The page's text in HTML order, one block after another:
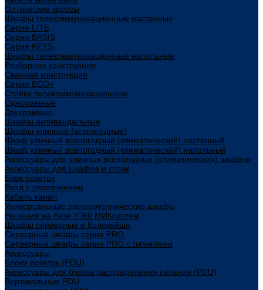
Оптические кроссы
Шкафы телекоммуникационные настенные
Cерия LITE
Cерия BASIS
Cерия KEYS
Шкафы телекоммуникационные напольные
Разборная конструкция
Сварная конструкция
Серия ECO+
Стойки телекоммуникационные
Однорамные
Двухрамные
Шкафы антивандальные
Шкафы уличные (всепогодные)
Шкаф уличный всепогодный (климатический) настенный
Шкаф уличный всепогодный (климатический) напольный
Аксессуары для уличных всепогодных (климатических) шкафов
Аксессуары для шкафов и стоек
Блок розеток
Ввод с уплотнением
Кабель канал
Универсальные электротехнические шкафы
Решения на базе УЭШ МИКсистем
Шкафы серверные и Колокейшн
Серверные шкафы серия PRO
Серверные шкафы серии PRO с ламелями
Аксессуары
Блоки розеток (PDU)
Аксессуары для блоков распределения питания (PDU)
Вертикальные PDU